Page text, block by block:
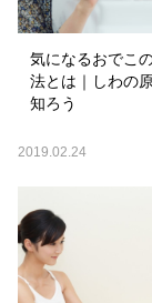
気になるおでこ
法とは｜しわの
知ろう
2019.02.24